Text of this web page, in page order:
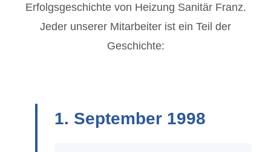
Erfolgsgeschichte von Heizung Sanitär Franz.
Jeder unserer Mitarbeiter ist ein Teil der
Geschichte:
1. September 1998